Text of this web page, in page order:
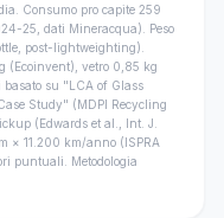
Consumo pro capite 259
25, dati Mineracqua). Peso
post-lightweighting).
(Ecoinvent), vetro 0,85 kg
su "LCA of Glass
Study" (MDPI Recycling
(Edwards et al., Int. J.
× 11.200 km/anno (ISPRA
puntuali. Metodologia